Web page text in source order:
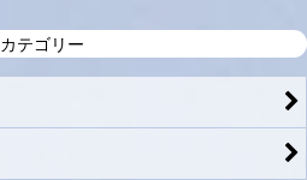
カテゴリー